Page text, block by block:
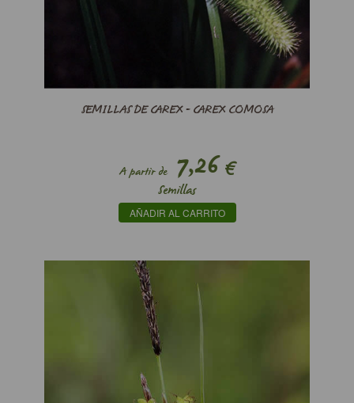
SEMILLAS DE CAREX - CAREX COMOSA
A partir de7,26 €
Semillas
AÑADIR AL CARRITO